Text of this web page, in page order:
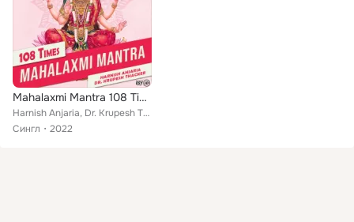
Mahalaxmi Mantra 108 Times
Harnish Anjaria, Dr. Krupesh Thacker
Сингл
2022